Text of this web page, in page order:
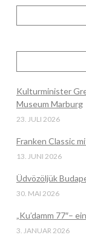
Kulturminister
Museum Marburg
23. JULI 2026
Franken Classic
13. JUNI 2026
Üdvözöljük
30. MAI 2026
„Ku’damm 77″–
3. JANUAR 2026